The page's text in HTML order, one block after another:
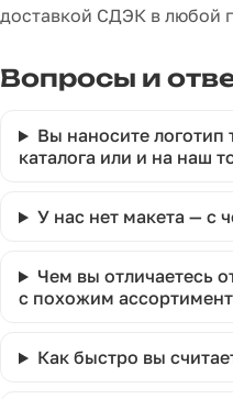
доставкой СДЭК в любой
Вопросы и
Вы наносите логотип
каталога или и на наш
У нас нет макета — с
Чем вы отличаетесь
с похожим
Как быстро вы